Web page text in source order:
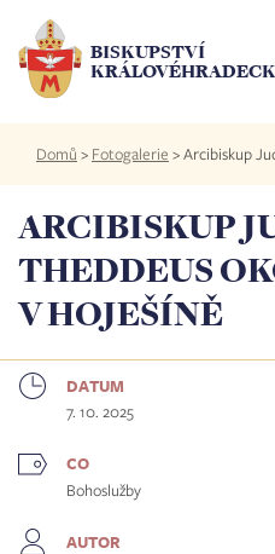
hlavnímu
obsahu
BISKUPSTVÍ
Drobečková
navigace
Domů > Fotogalerie >Arcibiskup
ARCIBISKUP
THEDDEUS
V HOJEŠÍNĚ
DATUM
7. 10. 2025
CO
Bohoslužby
AUTOR